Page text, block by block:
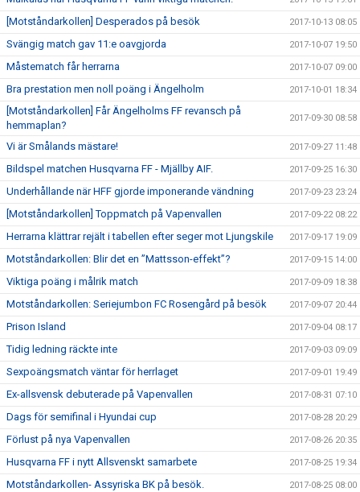
[Motståndarkollen] Desperados på besök 2017-10-13 08:05
Svängig match gav 11:e oavgjorda 2017-10-07 19:50
Måstematch får herrarna 2017-10-07 09:00
Bra prestation men noll poäng i Ängelholm 2017-10-01 18:34
[Motståndarkollen] Får Ängelholms FF revansch på
hemmaplan?
2017-09-30 08:58
Vi är Smålands mästare! 2017-09-27 11:48
Bildspel matchen Husqvarna FF - Mjällby AIF. 2017-09-25 16:30
Underhållande när HFF gjorde imponerande vändning 2017-09-23 23:24
[Motståndarkollen] Toppmatch på Vapenvallen 2017-09-22 08:22
Herrarna klättrar rejält i tabellen efter seger mot Ljungskile 2017-09-17 19:09
Motståndarkollen: Blir det en ”Mattsson-effekt”? 2017-09-15 14:00
Viktiga poäng i målrik match 2017-09-09 18:38
Motståndarkollen: Seriejumbon FC Rosengård på besök 2017-09-07 20:44
Prison Island 2017-09-04 08:17
Tidig ledning räckte inte 2017-09-03 09:09
Sexpoängsmatch väntar för herrlaget 2017-09-01 19:49
Ex-allsvensk debuterade på Vapenvallen 2017-08-31 07:10
Dags för semifinal i Hyundai cup 2017-08-28 20:29
Förlust på nya Vapenvallen 2017-08-26 20:35
Husqvarna FF i nytt Allsvenskt samarbete 2017-08-25 19:34
Motståndarkollen- Assyriska BK på besök. 2017-08-25 08:00